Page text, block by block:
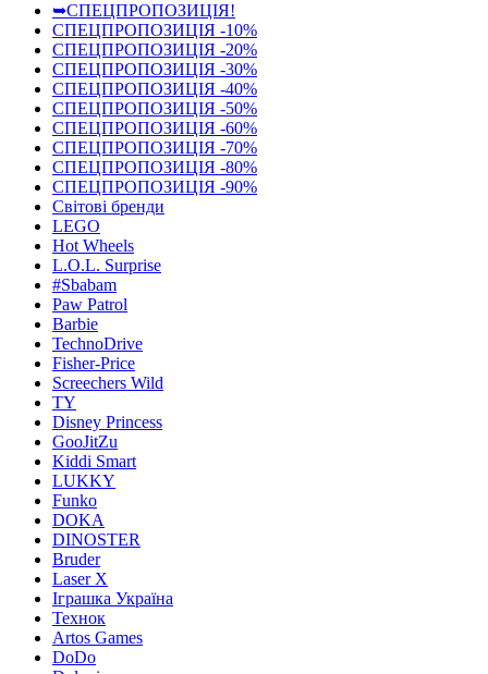
➥СПЕЦПРОПОЗИЦІЯ!
СПЕЦПРОПОЗИЦІЯ -10%
СПЕЦПРОПОЗИЦІЯ -20%
СПЕЦПРОПОЗИЦІЯ -30%
СПЕЦПРОПОЗИЦІЯ -40%
СПЕЦПРОПОЗИЦІЯ -50%
СПЕЦПРОПОЗИЦІЯ -60%
СПЕЦПРОПОЗИЦІЯ -70%
СПЕЦПРОПОЗИЦІЯ -80%
СПЕЦПРОПОЗИЦІЯ -90%
Світові бренди
LEGO
Hot Wheels
L.O.L. Surprise
#Sbabam
Paw Patrol
Barbie
TechnoDrive
Fisher-Price
Screechers Wild
TY
Disney Princess
GooJitZu
Kiddi Smart
LUKKY
Funko
DOKA
DINOSTER
Bruder
Laser X
Іграшка Україна
Технок
Artos Games
DoDo